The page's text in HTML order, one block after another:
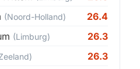
(Noord-Holland)
26.4
(Limburg)
26.3
26.3